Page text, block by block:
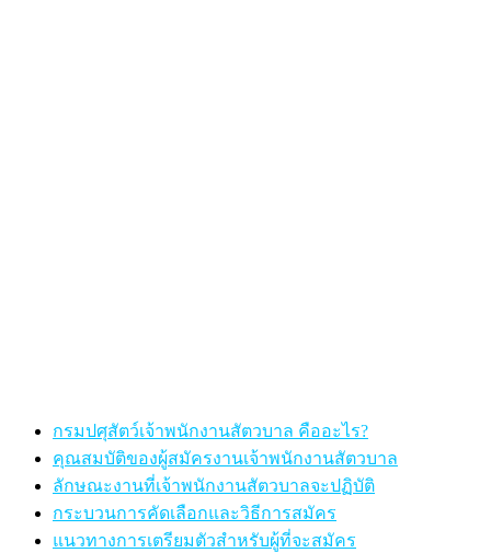
กรมปศุสัตว์เจ้าพนักงานสัตวบาล คืออะไร?
คุณสมบัติของผู้สมัครงานเจ้าพนักงานสัตวบาล
ลักษณะงานที่เจ้าพนักงานสัตวบาลจะปฏิบัติ
กระบวนการคัดเลือกและวิธีการสมัคร
แนวทางการเตรียมตัวสำหรับผู้ที่จะสมัคร